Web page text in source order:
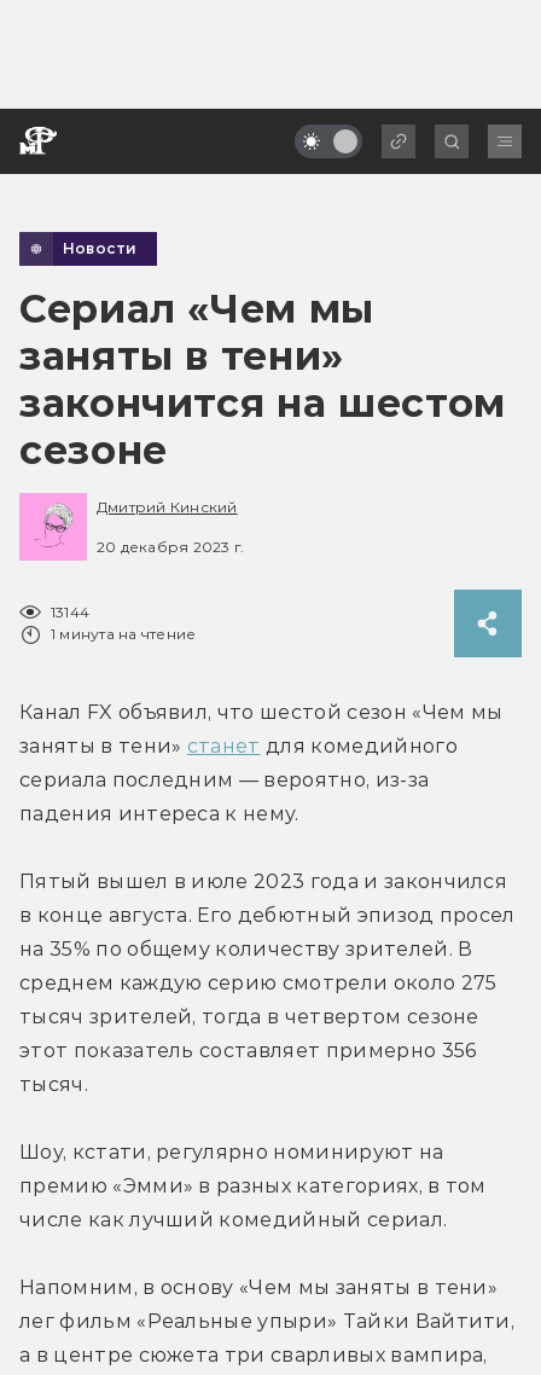
Новости
Сериал «Чем мы
заняты в тени»
закончится на шестом
сезоне
Дмитрий Кинский
20 декабря 2023 г.
13144
1 минута на чтение
Канал FX объявил, что шестой сезон «Чем мы
заняты в тени» станет для комедийного
сериала последним — вероятно, из-за
падения интереса к нему.
Пятый вышел в июле 2023 года и закончился
в конце августа. Его дебютный эпизод просел
на 35% по общему количеству зрителей. В
среднем каждую серию смотрели около 275
тысяч зрителей, тогда в четвертом сезоне
этот показатель составляет примерно 356
тысяч.
Шоу, кстати, регулярно номинируют на
премию «Эмми» в разных категориях, в том
числе как лучший комедийный сериал.
Напомним, в основу «Чем мы заняты в тени»
лег фильм «Реальные упыри» Тайки Вайтити,
а в центре сюжета три сварливых вампира,